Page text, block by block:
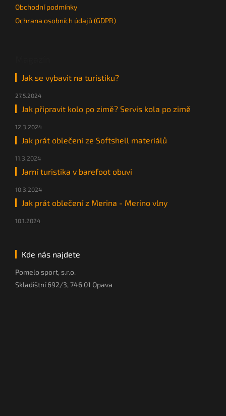
Obchodní podmínky
Ochrana osobních údajů (GDPR)
Jak se vybavit na turistiku?
27.5.2024
Jak připravit kolo po zimě? Servis kola po zimě
12.3.2024
Jak prát oblečení ze Softshell materiálů
11.3.2024
Jarní turistika v barefoot obuvi
10.3.2024
Jak prát oblečení z Merina - Merino vlny
10.1.2024
Kde nás najdete
Pomelo sport, s.r.o.
Skladištní 692/3, 746 01 Opava